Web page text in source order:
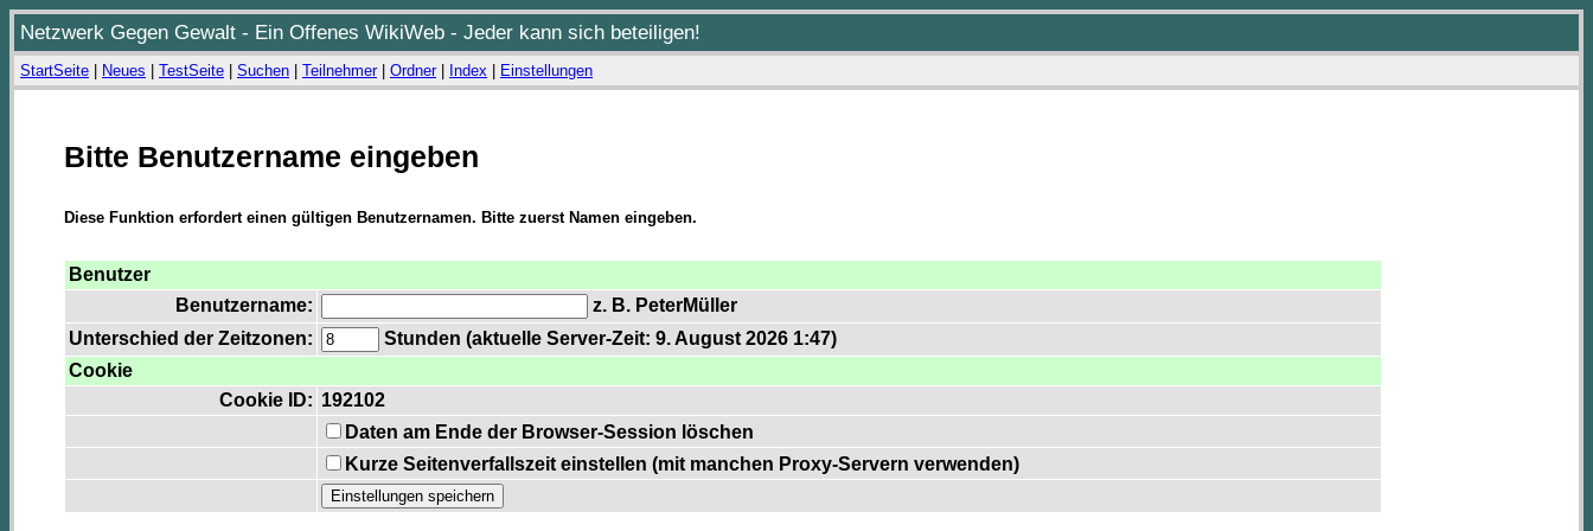
Netzwerk Gegen Gewalt - Ein Offenes WikiWeb - Jeder kann sich beteiligen!
StartSeite Neues TestSeite Suchen Teilnehmer| Ordner| Index Einstellungen
Bitte Benutzername eingeben
Diese Funktion erfordert einen gültigen Benutzernamen. Bitte zuerst Namen eingeben.
Benutzer
Benutzername:
z. B. PeterMüller
Unterschied der Zeitzonen:
Stunden (aktuelle Server-Zeit: 9. August 2026 1:47)
Cookie
Cookie ID: 192102
Daten am Ende der Browser-Session löschen
Kurze Seitenverfallszeit einstellen (mit manchen Proxy-Servern verwenden)